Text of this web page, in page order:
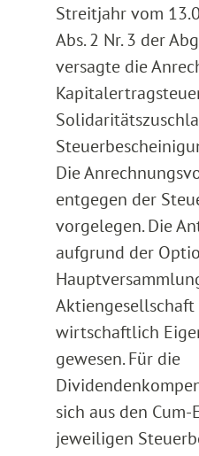
Streitjahr vom
Abs. 2 Nr. 3 der
versagte die
Die
entgegen der
vorgelegen. Die
aufgrund der
wirtschaftlich
gewesen. Für die
sich aus den
jeweiligen